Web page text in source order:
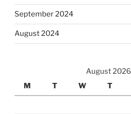
September 2024
August 2024
August 2026
M
T W T